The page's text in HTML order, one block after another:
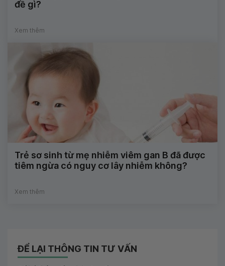
đề gì?
Xem thêm
Trẻ sơ sinh từ mẹ nhiễm viêm gan B đã được
tiêm ngừa có nguy cơ lây nhiễm không?
Xem thêm
ĐỂ LẠI THÔNG TIN TƯ VẤN